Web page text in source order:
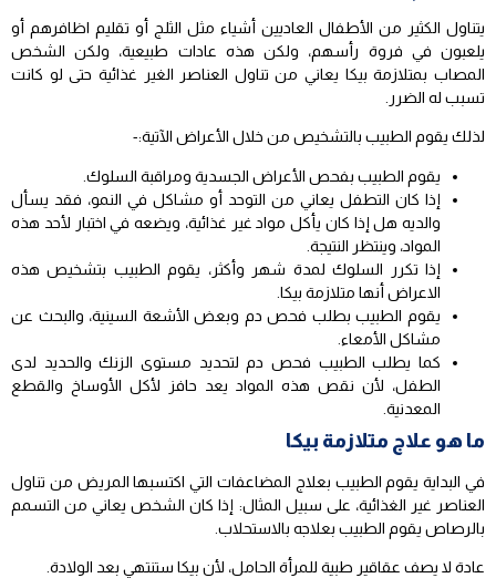
يتناول الكثير من الأطفال العاديين أشياء مثل الثلج أو تقليم اظافرهم أو
يلعبون في فروة رأسهم، ولكن هذه عادات طبيعية، ولكن الشخص
المصاب بمتلازمة بيكا يعاني من تناول العناصر الغير غذائية حتى لو كانت
تسبب له الضرر.
لذلك يقوم الطبيب بالتشخيص من خلال الأعراض الآتية:-
يقوم الطبيب بفحص الأعراض الجسدية ومراقبة السلوك.
إذا كان التطفل يعاني من التوحد أو مشاكل في النمو، فقد يسأل
والديه هل إذا كان يأكل مواد غير غذائية، ويضعه في اختبار لأحد هذه
المواد، وينتظر النتيجة.
إذا تكرر السلوك لمدة شهر وأكثر، يقوم الطبيب بتشخيص هذه
الاعراض أنها متلازمة بيكا.
يقوم الطبيب بطلب فحص دم وبعض الأشعة السينية، والبحث عن
مشاكل الأمعاء.
كما يطلب الطبيب فحص دم لتحديد مستوى الزنك والحديد لدى
الطفل، لأن نقص هذه المواد يعد حافز لأكل الأوساخ والقطع
المعدنية.
ما هو علاج متلازمة بيكا
في البداية يقوم الطبيب بعلاج المضاعفات التي اكتسبها المريض من تناول
العناصر غير الغذائية، على سبيل المثال: إذا كان الشخص يعاني من التسمم
بالرصاص يقوم الطبيب بعلاجه بالاستحلاب.
عادة لا يصف عقاقير طبية للمرأة الحامل، لأن بيكا ستنتهي بعد الولادة.